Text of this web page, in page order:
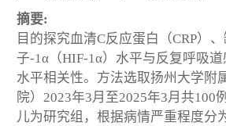
摘要:
目的探究血清C反应蛋白（CRP）
子-1α（HIF-1α）水平与反复呼吸
水平相关性。方法选取扬州大学附
院）2023年3月至2025年3月共100
儿为研究组，根据病情严重程度分